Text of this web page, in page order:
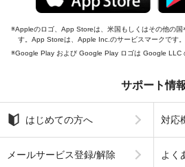
Appleのロゴ、App Storeは、米国もしくはその他の
す。App Storeは、Apple Inc.のサービスマークです。
Google Play および Google Play ロゴは Google LLC
サポート情
はじめての方へ 対応
メールサービス登録/解除 よく